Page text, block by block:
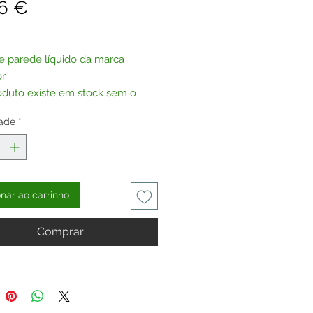
€
parede líquido da marca
existe em stock sem o
poderá adquirir e adicionar
à sua escolha.
*
ao carrinho
Comprar